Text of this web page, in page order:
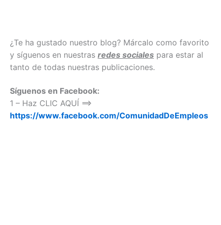
¿Te ha gustado nuestro blog? Márcalo como favorito
y síguenos en nuestras redes sociales para estar al
tanto de todas nuestras publicaciones.
Síguenos en Facebook:
1 – Haz CLIC AQUÍ ==>
https://www.facebook.com/ComunidadDeEmpleos